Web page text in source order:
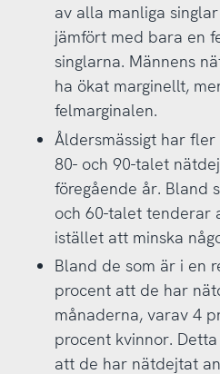
av alla manliga
jämfört med bara en
singlarna. Männens
ha ökat marginellt,
felmarginalen.
Åldersmässigt har
80- och 90-talet
föregående år. Bland
och 60-talet tenderar
istället att minska
Bland de som är i en
procent att de har
månaderna, varav 4
procent kvinnor.
att de har nätdejtat